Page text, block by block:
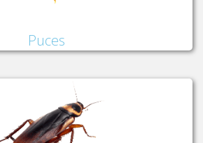
Puces